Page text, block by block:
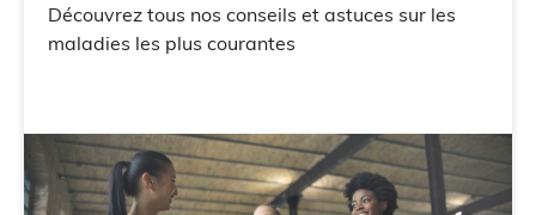
Découvrez tous nos conseils et astuces sur les
maladies les plus courantes